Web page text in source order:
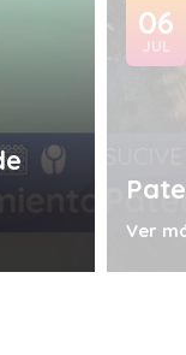
Ver
06
JUL